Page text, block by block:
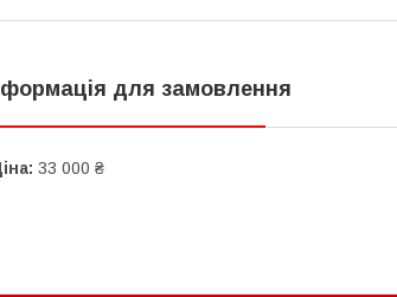
для замовлення
33 000 ₴